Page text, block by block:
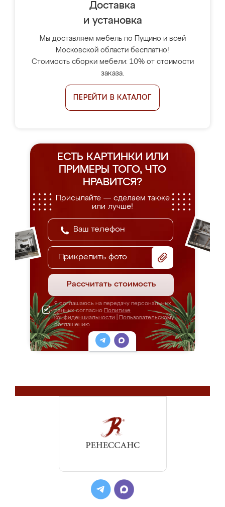
Доставка
и установка
Мы доставляем мебель по Пущино и всей
Московской области бесплатно!
Стоимость сборки мебели: 10% от стоимости
заказа.
ПЕРЕЙТИ В КАТАЛОГ
ЕСТЬ КАРТИНКИ ИЛИ
ПРИМЕРЫ
ТОГО, ЧТО
НРАВИТСЯ?
Присылайте — сделаем также
или лучше!
Прикрепить фото
Рассчитать стоимость
Я соглашаюсь на передачу персональных
данных согласно Политике
конфиденциальности
Пользовательскому
соглашению